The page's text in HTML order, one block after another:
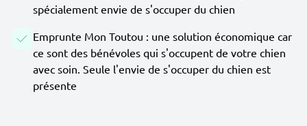
spécialement envie de s'occuper du chien
Emprunte Mon Toutou : une solution économique car
ce sont des bénévoles qui s'occupent de votre chien
avec soin. Seule l'envie de s'occuper du chien est
présente